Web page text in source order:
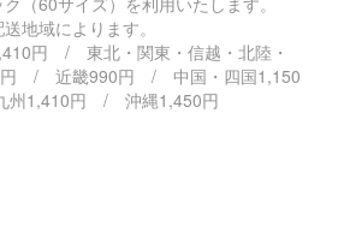
地域によります。
円 / 東北・関東・信越・北陸・
円 / 近畿990円 / 中国・四国1,150
1,410円 / 沖縄1,450円